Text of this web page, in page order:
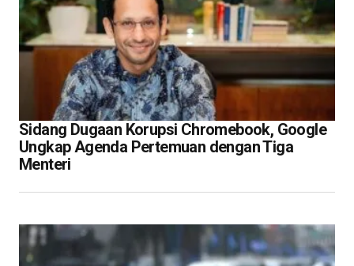
Sidang Dugaan Korupsi Chromebook, Google
Ungkap Agenda Pertemuan dengan Tiga
Menteri